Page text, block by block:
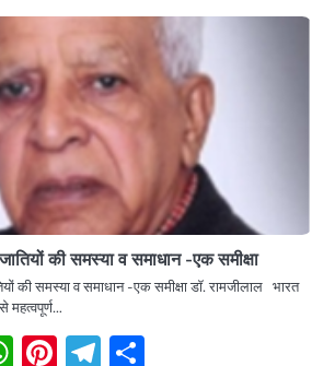
की समस्या व समाधान -एक समीक्षा
की समस्या व समाधान -एक समीक्षा डॉ. रामजीलाल भारत
महत्वपूर्ण…
WhatsApp
Pinterest
Telegram